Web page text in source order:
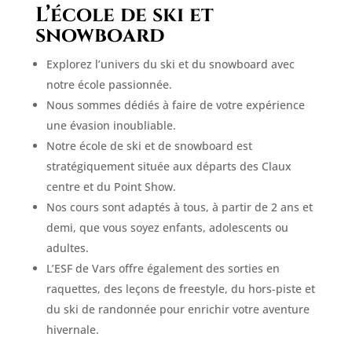
L’école de ski et
snowboard
Explorez l’univers du ski et du snowboard avec
notre école passionnée.
Nous sommes dédiés à faire de votre expérience
une évasion inoubliable.
Notre école de ski et de snowboard est
stratégiquement située aux départs des Claux
centre et du Point Show.
Nos cours sont adaptés à tous, à partir de 2 ans et
demi, que vous soyez enfants, adolescents ou
adultes.
L’ESF de Vars offre également des sorties en
raquettes, des leçons de freestyle, du hors-piste et
du ski de randonnée pour enrichir votre aventure
hivernale.